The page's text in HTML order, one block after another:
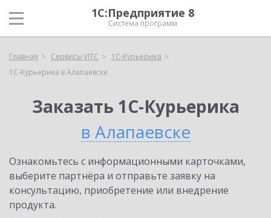
1С:Предприятие 8
Система программ
Главная Сервисы ИТС
1С-Курьерика
1С-Курьерика в Алапаевске
Заказать 1С-Курьерика
в Алапаевске
Ознакомьтесь с информационными карточками,
выберите партнёра и отправьте заявку на
консультацию, приобретение или внедрение
продукта.